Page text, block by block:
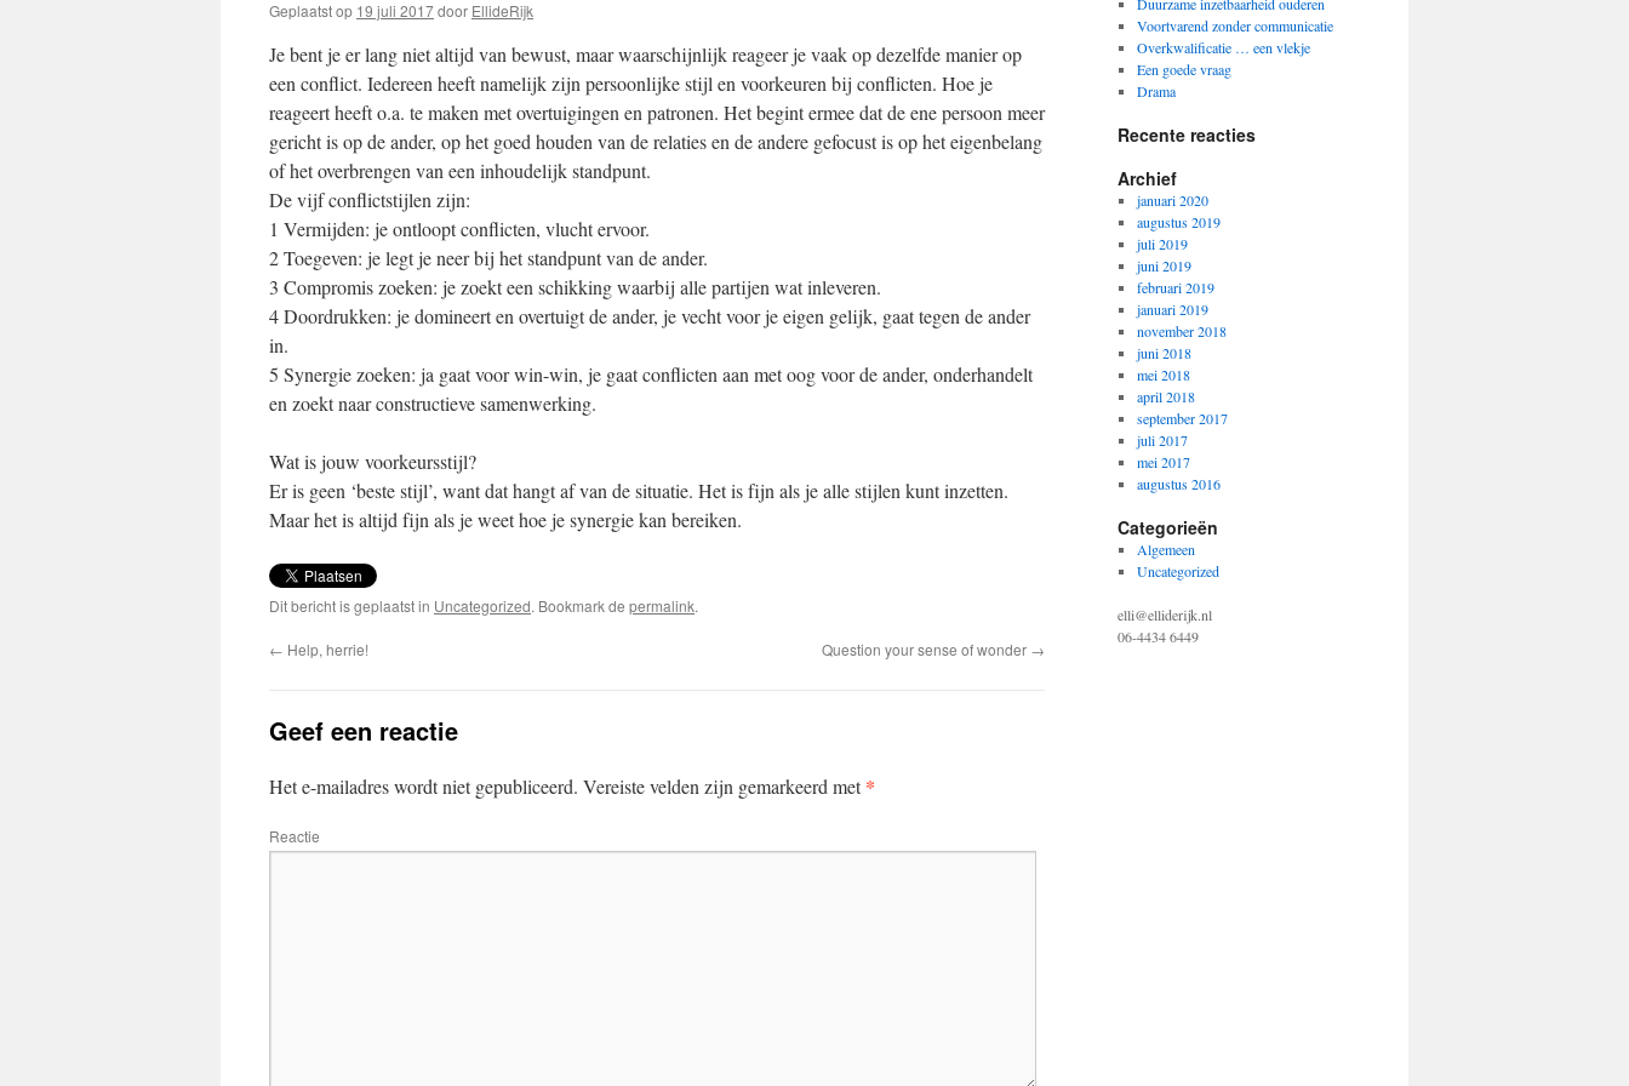
Geplaatst op 19 juli 2017door EllideRijk
Je bent je er lang niet altijd van bewust, maar waarschijnlijk reageer je vaak op dezelfde manier op
een conflict. Iedereen heeft namelijk zijn persoonlijke stijl en voorkeuren bij conflicten. Hoe je
reageert heeft o.a. te maken met overtuigingen en patronen. Het begint ermee dat de ene persoon meer
gericht is op de ander, op het goed houden van de relaties en de andere gefocust is op het eigenbelang
of het overbrengen van een inhoudelijk standpunt.
De vijf conflictstijlen zijn:
1 Vermijden: je ontloopt conflicten, vlucht ervoor.
2 Toegeven: je legt je neer bij het standpunt van de ander.
3 Compromis zoeken: je zoekt een schikking waarbij alle partijen wat inleveren.
4 Doordrukken: je domineert en overtuigt de ander, je vecht voor je eigen gelijk, gaat tegen de ander
in.
5 Synergie zoeken: ja gaat voor win-win, je gaat conflicten aan met oog voor de ander, onderhandelt
en zoekt naar constructieve samenwerking.
Wat is jouw voorkeursstijl?
Er is geen ‘beste stijl’, want dat hangt af van de situatie. Het is fijn als je alle stijlen kunt inzetten.
Maar het is altijd fijn als je weet hoe je synergie kan bereiken.
Dit bericht is geplaatst in Uncategorized. Bookmark de permalink.
← Help, herrie! Question your sense of wonder →
Geef een reactie
Het e-mailadres wordt niet gepubliceerd. Vereiste velden zijn gemarkeerd met*
Reactie
Voortvarend zonder communicatie
Overkwalificatie … een vlekje
Een goede vraag
Drama
Recente reacties
Archief
januari 2020
augustus 2019
juli 2019
juni 2019
februari 2019
januari 2019
november 2018
juni 2018
mei 2018
april 2018
september 2017
juli 2017
mei 2017
augustus 2016
Categorieën
Algemeen
Uncategorized
elli@elliderijk.nl
06-4434 6449